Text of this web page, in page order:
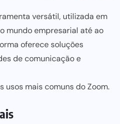
versátil, utilizada em
mundo empresarial até ao
oferece soluções
de comunicação e
usos mais comuns do Zoom.